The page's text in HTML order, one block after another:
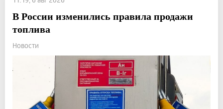
В России изменились правила продажи
топлива
Новости